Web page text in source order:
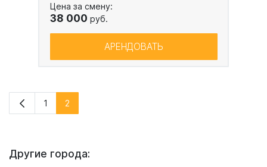
Цена за смену:
38 000 руб.
АРЕНДОВАТЬ
1 2
Другие города: